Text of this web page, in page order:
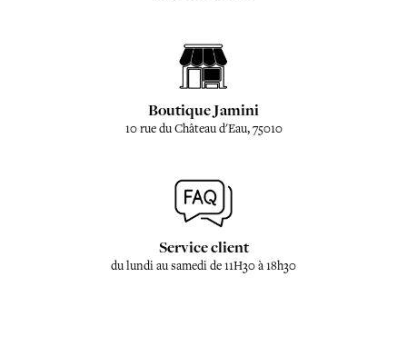
Boutique Jamini
10 rue du Château d'Eau, 75010
Service client
du lundi au samedi de 11H30 à 18h30